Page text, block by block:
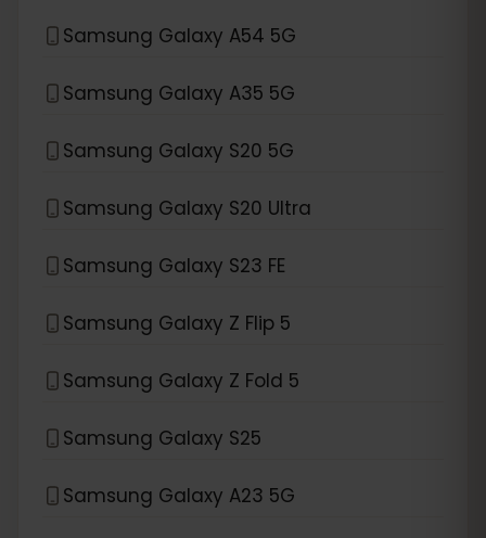
Samsung Galaxy A54 5G
Samsung Galaxy A35 5G
Samsung Galaxy S20 5G
Samsung Galaxy S20 Ultra
Samsung Galaxy S23 FE
Samsung Galaxy Z Flip 5
Samsung Galaxy Z Fold 5
Samsung Galaxy S25
Samsung Galaxy A23 5G